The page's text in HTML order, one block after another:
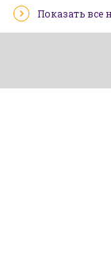
Показать все